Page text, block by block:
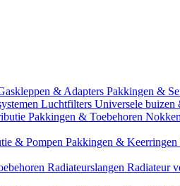
& Adapters Pakkingen &
Luchtfilters Universele buizen
Pakkingen & Toebehoren
& Pompen Pakkingen & Keerringen
Radiateurslangen Radiateur